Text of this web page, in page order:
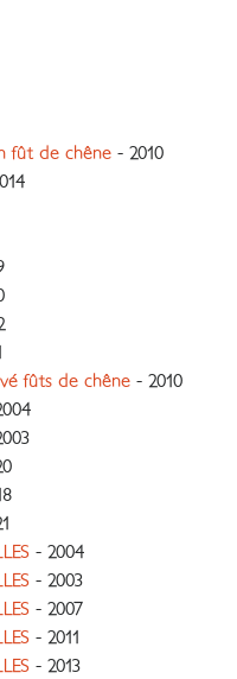
fût de chêne - 2010
fûts de chêne - 2010
- 2004
- 2003
- 2007
- 2011
- 2013